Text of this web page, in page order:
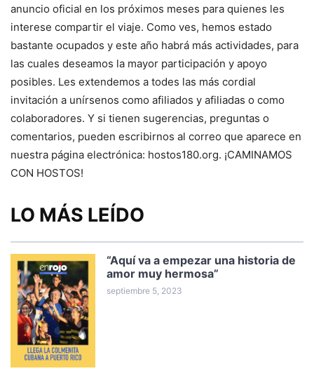
anuncio oficial en los próximos meses para quienes les
interese compartir el viaje. Como ves, hemos estado
bastante ocupados y este año habrá más actividades, para
las cuales deseamos la mayor participación y apoyo
posibles. Les extendemos a todes las más cordial
invitación a unírsenos como afiliados y afiliadas o como
colaboradores. Y si tienen sugerencias, preguntas o
comentarios, pueden escribirnos al correo que aparece en
nuestra página electrónica: hostos180.org. ¡CAMINAMOS
CON HOSTOS!
LO MÁS LEÍDO
“Aquí va a empezar una historia de
amor muy hermosa”
septiembre 5, 2023